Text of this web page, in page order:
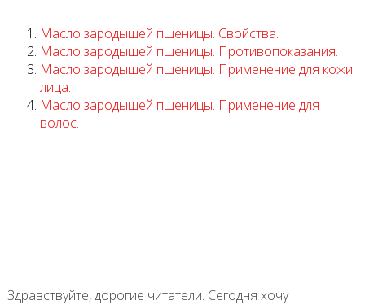
Масло зародышей пшеницы. Свойства.
Масло зародышей пшеницы. Противопоказания.
Масло зародышей пшеницы. Применение для кожи
лица.
Масло зародышей пшеницы. Применение для
волос.
Здравствуйте, дорогие читатели. Сегодня хочу